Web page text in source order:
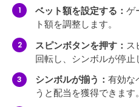
ベット額を設定する： ゲ
ト額を調整します。
スピンボタンを押す： ス
回転し、シンボルが停止
シンボルが揃う： 有効な
うと配当を獲得できます。